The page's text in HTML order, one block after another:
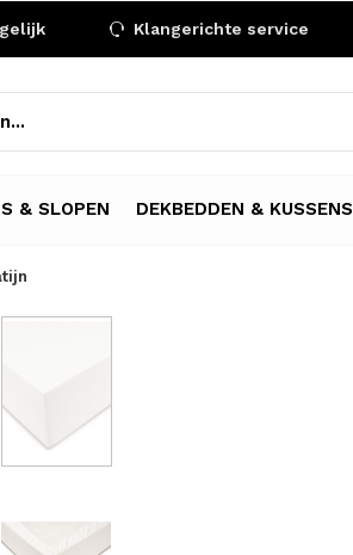
& SLOPEN DEKBEDDEN & KUSSENS
Klangerichte service